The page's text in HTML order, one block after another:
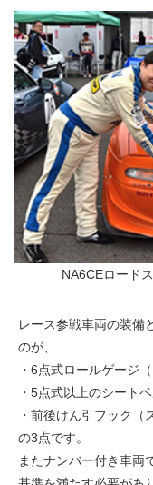
NA6CEロード
レース参戦車両の装備
のが、
・6点式ロールゲージ
・5点式以上のシート
・前後けん引フック（
の3点です。
またナンバー付き車両